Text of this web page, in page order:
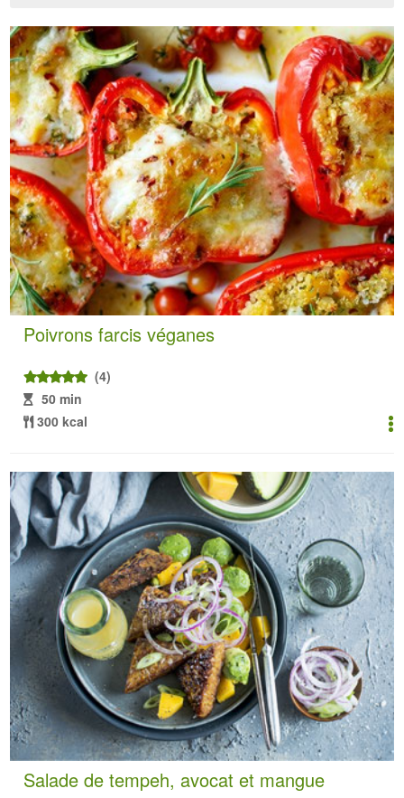
Poivrons farcis véganes
(4)
50 min
300 kcal
Salade de tempeh, avocat et mangue